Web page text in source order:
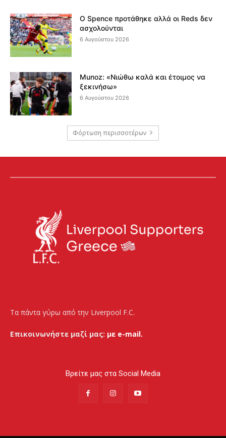
Ο Spence προτάθηκε αλλά οι Reds δεν
ασχολούνται
6 Αυγούστου 2026
Munoz: «Νιώθω καλά και έτοιμος να
ξεκινήσω»
6 Αυγούστου 2026
Φόρτωση περισσοτέρων
Τα πάντα γύρω από την Liverpool F.C.
Επικοινωνήστε μαζί μας: με e-mail.
Βρείτε μας στα Social Media